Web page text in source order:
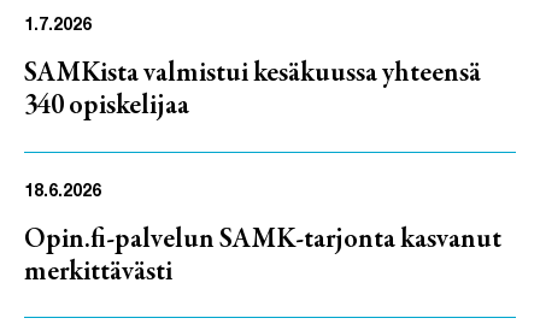
1.7.2026
SAMKista valmistui kesäkuussa yhteensä
340 opiskelijaa
18.6.2026
Opin.fi-palvelun SAMK-tarjonta kasvanut
merkittävästi